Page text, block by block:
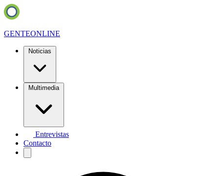
GENTEONLINE
Noticias
Multimedia
Entrevistas
Contacto